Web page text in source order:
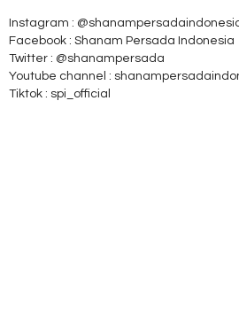
Instagram :
Facebook : Shanam Persada Indonesia
Twitter : @shanampersada
Youtube channel :
Tiktok : spi_official